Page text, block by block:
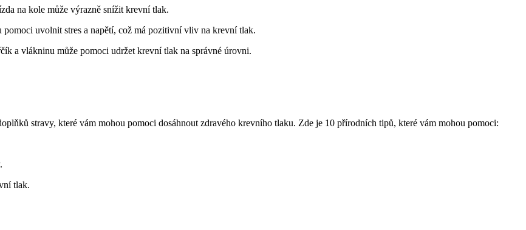
na kole může výrazně snížit krevní tlak.
uvolnit stres a napětí, což má pozitivní vliv na krevní tlak.
a vlákninu může pomoci udržet krevní tlak na správné úrovni.
stravy, které vám mohou pomoci dosáhnout zdravého krevního tlaku. Zde je 10 přírodních tipů, které vám mohou pomoci:
tlak.